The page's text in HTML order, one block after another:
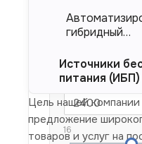
Быстрый
Doosan ,Cummins
Номинальная
16
гибридный
Источники
питания (ИБП)
Цель нашей
предложение
товаров и услуг на